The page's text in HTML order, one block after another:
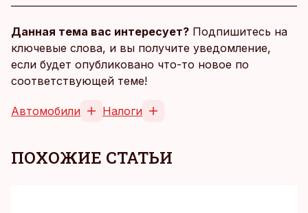
Данная тема вас интересует? Подпишитесь на
ключевые слова, и вы получите уведомление,
если будет опубликовано что-то новое по
соответствующей теме!
Автомобили Налоги
ПОХОЖИЕ СТАТЬИ